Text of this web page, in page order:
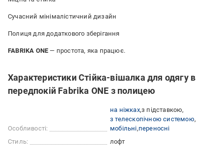
Сучасний мінімалістичний дизайн
Полиця для додаткового зберігання
FABRIKA ONE — простота, яка працює.
Характеристики Cтійка-вішалка для одягу в
передпокій Fabrika ONE з полицею
Особливості:
на ніжках з підставкою
з телескопічною системою
мобільні переносні
Стиль:
лофт